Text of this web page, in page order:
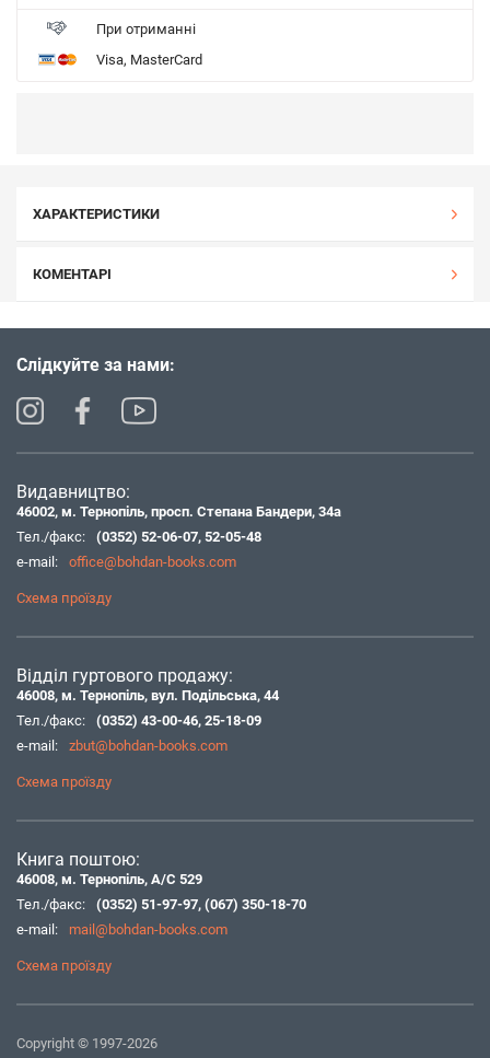
При отриманні
Visa, MasterCard
ХАРАКТЕРИСТИКИ
КОМЕНТАРІ
Слідкуйте за нами:
Видавництво:
46002, м. Тернопіль, просп. Степана Бандери, 34а
Тел./факс:
(0352) 52-06-07, 52-05-48
e-mail:
office@bohdan-books.com
Схема проїзду
Відділ гуртового продажу:
46008, м. Тернопіль, вул. Подільська, 44
Тел./факс:
(0352) 43-00-46, 25-18-09
e-mail:
zbut@bohdan-books.com
Схема проїзду
Книга поштою:
46008, м. Тернопіль, А/С 529
Тел./факс:
(0352) 51-97-97, (067) 350-18-70
e-mail:
mail@bohdan-books.com
Схема проїзду
Copyright © 1997-2026